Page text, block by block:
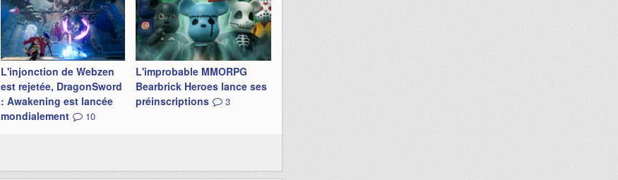
L'injonction de Webzen
est rejetée, DragonSword
: Awakening est lancée
mondialement
10
L'improbable MMORPG
Bearbrick Heroes lance ses
préinscriptions
3